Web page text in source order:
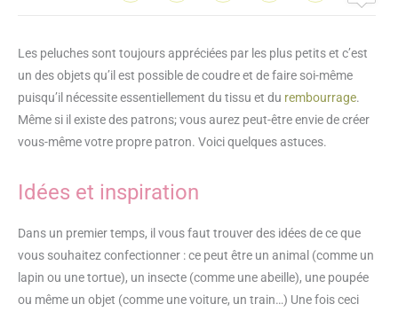
Les peluches sont toujours appréciées par les plus petits et c’est
un des objets qu’il est possible de coudre et de faire soi-même
puisqu’il nécessite essentiellement du tissu et du rembourrage.
Même si il existe des patrons; vous aurez peut-être envie de créer
vous-même votre propre patron. Voici quelques astuces.
Idées et inspiration
Dans un premier temps, il vous faut trouver des idées de ce que
vous souhaitez confectionner : ce peut être un animal (comme un
lapin ou une tortue), un insecte (comme une abeille), une poupée
ou même un objet (comme une voiture, un train…) Une fois ceci